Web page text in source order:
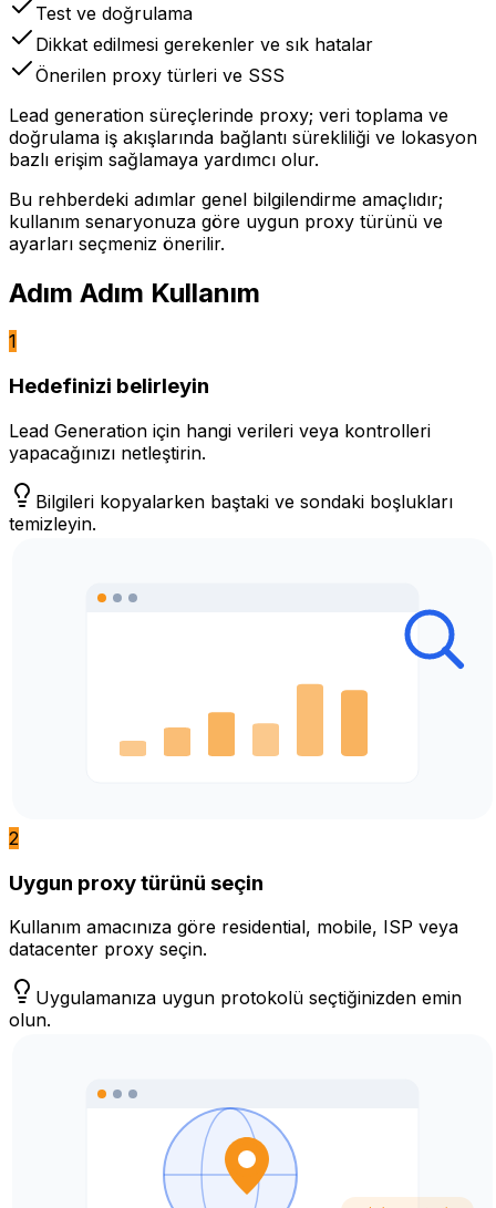
Test ve doğrulama
Dikkat edilmesi gerekenler ve sık hatalar
Önerilen proxy türleri ve SSS
Lead generation süreçlerinde proxy; veri toplama ve
doğrulama iş akışlarında bağlantı sürekliliği ve lokasyon
bazlı erişim sağlamaya yardımcı olur.
Bu rehberdeki adımlar genel bilgilendirme amaçlıdır;
kullanım senaryonuza göre uygun proxy türünü ve
ayarları seçmeniz önerilir.
Adım Adım Kullanım
1
Hedefinizi belirleyin
Lead Generation için hangi verileri veya kontrolleri
yapacağınızı netleştirin.
Bilgileri kopyalarken baştaki ve sondaki boşlukları
temizleyin.
2
Uygun proxy türünü seçin
Kullanım amacınıza göre residential, mobile, ISP veya
datacenter proxy seçin.
Uygulamanıza uygun protokolü seçtiğinizden emin
olun.